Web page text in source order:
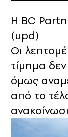
Η BC
(upd)
Οι
τίμημα
όμως
από το